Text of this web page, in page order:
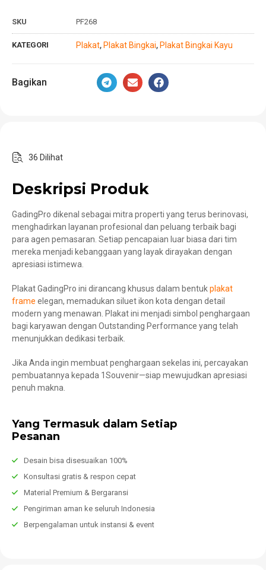
SKU PF268
KATEGORI Plakat, Plakat Bingkai, Plakat Bingkai Kayu
Bagikan
36 Dilihat
Deskripsi Produk
GadingPro dikenal sebagai mitra properti yang terus berinovasi,
menghadirkan layanan profesional dan peluang terbaik bagi
para agen pemasaran. Setiap pencapaian luar biasa dari tim
mereka menjadi kebanggaan yang layak dirayakan dengan
apresiasi istimewa.
Plakat GadingPro ini dirancang khusus dalam bentukplakat
frame elegan, memadukan siluet ikon kota dengan detail
modern yang menawan. Plakat ini menjadi simbol penghargaan
bagi karyawan dengan Outstanding Performance yang telah
menunjukkan dedikasi terbaik.
Jika Anda ingin membuat penghargaan sekelas ini, percayakan
pembuatannya kepada 1Souvenir—siap mewujudkan apresiasi
penuh makna.
Yang Termasuk dalam Setiap
Pesanan
Desain bisa disesuaikan 100%
Konsultasi gratis & respon cepat
Material Premium & Bergaransi
Pengiriman aman ke seluruh Indonesia
Berpengalaman untuk instansi & event